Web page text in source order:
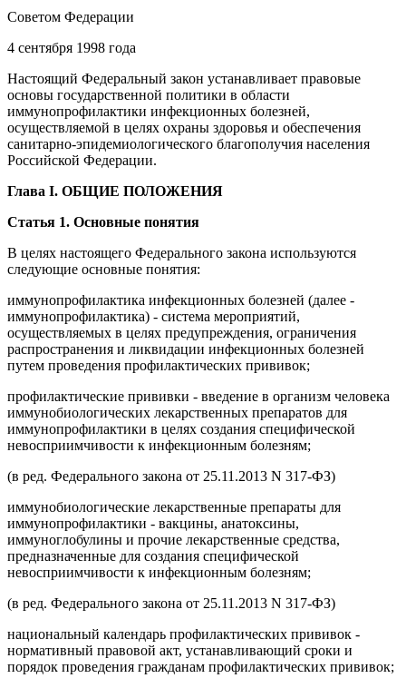
Советом Федерации
4 сентября 1998 года
Настоящий Федеральный закон устанавливает правовые
основы государственной политики в области
иммунопрофилактики инфекционных болезней,
осуществляемой в целях охраны здоровья и обеспечения
санитарно-эпидемиологического благополучия населения
Российской Федерации.
Глава I. ОБЩИЕ ПОЛОЖЕНИЯ
Статья 1. Основные понятия
В целях настоящего Федерального закона используются
следующие основные понятия:
иммунопрофилактика инфекционных болезней (далее -
иммунопрофилактика) - система мероприятий,
осуществляемых в целях предупреждения, ограничения
распространения и ликвидации инфекционных болезней
путем проведения профилактических прививок;
профилактические прививки - введение в организм человека
иммунобиологических лекарственных препаратов для
иммунопрофилактики в целях создания специфической
невосприимчивости к инфекционным болезням;
(в ред. Федерального закона от 25.11.2013 N 317-ФЗ)
иммунобиологические лекарственные препараты для
иммунопрофилактики - вакцины, анатоксины,
иммуноглобулины и прочие лекарственные средства,
предназначенные для создания специфической
невосприимчивости к инфекционным болезням;
(в ред. Федерального закона от 25.11.2013 N 317-ФЗ)
национальный календарь профилактических прививок -
нормативный правовой акт, устанавливающий сроки и
порядок проведения гражданам профилактических прививок;